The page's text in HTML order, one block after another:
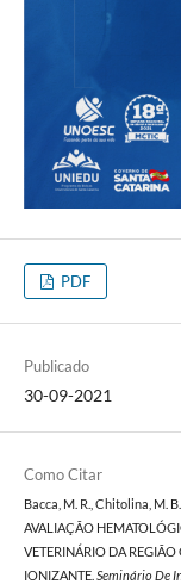
PDF
Publicado
30-09-2021
Como Citar
Bacca, M. R., Chitolina, M.
AVALIAÇÃO
VETERINÁRIO DA REGIÃO
IONIZANTE. Seminário De